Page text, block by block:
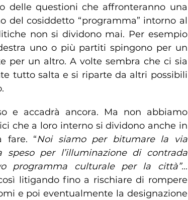
delle questioni che affronteranno una
del cosiddetto “programma” intorno al
non si dividono mai. Per esempio
uno o più partiti spingono per un
per un altro. A volte sembra che ci sia
tutto salta e si riparte da altri possibili
e accadrà ancora. Ma non abbiamo
che a loro interno si dividono anche in
fare. “Noi siamo per bitumare la via
speso per l’illuminazione di contrada
programma culturale per la città”…
litigando fino a rischiare di rompere
e poi eventualmente la designazione